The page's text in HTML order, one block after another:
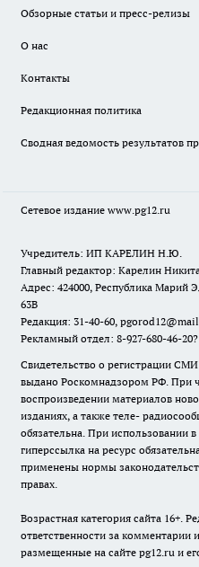
Обзорные статьи и пресс-релизы
О нас
Контакты
Редакционная политика
Сводная ведомость результатов
Сетевое издание www.pg12.ru
Учредитель: ИП КАРЕЛИН Н.Ю.
Главный редактор: Карелин
Адрес: 424000, Республика Марий
63В
Редакция: 31-40-60,
Рекламный отдел: 8-927-680-46-
Свидетельство о регистрации
выдано Роскомнадзором РФ. При
воспроизведении материалов
изданиях, а также теле-
обязательна. При использовании
гиперссылка на ресурс
применены нормы
правах.
Возрастная категория сайта 16+.
ответственности за комментарии
размещенные на сайте pg12.ru и